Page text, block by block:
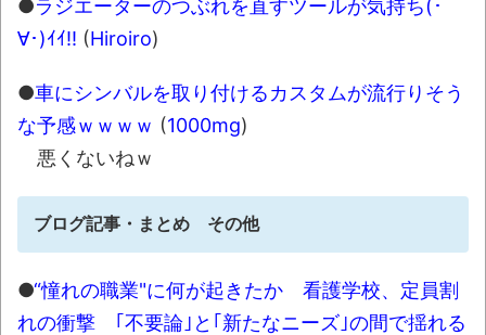
●ラジエーターのつぶれを直すツールが気持ち(･
∀･)ｲｲ!! (Hiroiro)
●車にシンバルを取り付けるカスタムが流行りそう
な予感ｗｗｗｗ (1000mg)
悪くないねｗ
ブログ記事・まとめ その他
●“憧れの職業"に何が起きたか 看護学校、定員割
れの衝撃 ｢不要論｣と｢新たなニーズ｣の間で揺れる